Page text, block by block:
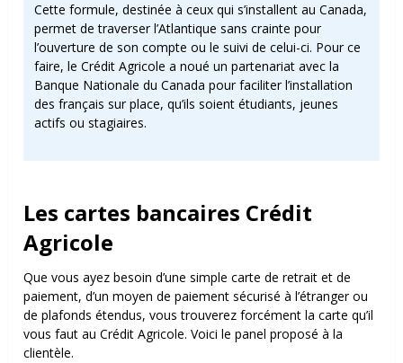
Cette formule, destinée à ceux qui s’installent au Canada,
permet de traverser l’Atlantique sans crainte pour
l’ouverture de son compte ou le suivi de celui-ci. Pour ce
faire, le Crédit Agricole a noué un partenariat avec la
Banque Nationale du Canada pour faciliter l’installation
des français sur place, qu’ils soient étudiants, jeunes
actifs ou stagiaires.
Les cartes bancaires Crédit
Agricole
Que vous ayez besoin d’une simple carte de retrait et de
paiement, d’un moyen de paiement sécurisé à l’étranger ou
de plafonds étendus, vous trouverez forcément la carte qu’il
vous faut au Crédit Agricole. Voici le panel proposé à la
clientèle.